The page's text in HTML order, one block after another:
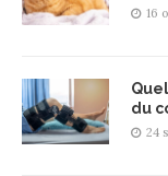
16
du
24